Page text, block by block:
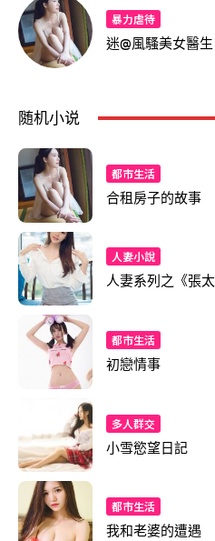
暴力虐待
迷@風騷美女醫生
随机小说
都市生活
合租房子的故事
人妻小說
人妻系列之《張太
都市生活
初戀情事
多人群交
小雪慾望日記
都市生活
我和老婆的遭遇